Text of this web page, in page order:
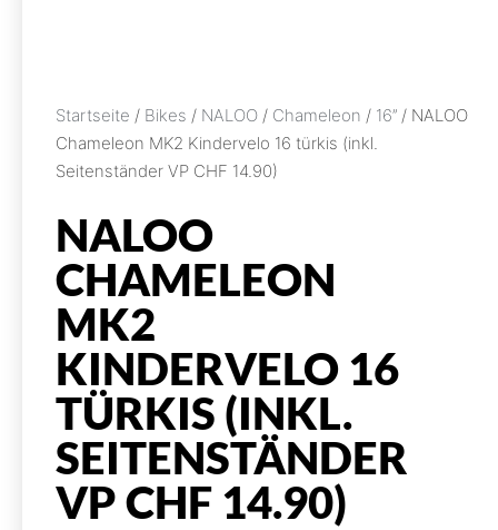
Startseite / Bikes / NALOO / Chameleon / 16’’ / NALOO
Chameleon MK2 Kindervelo 16 türkis (inkl.
Seitenständer VP CHF 14.90)
NALOO
CHAMELEON
MK2
KINDERVELO 16
TÜRKIS (INKL.
SEITENSTÄNDER
VP CHF 14.90)